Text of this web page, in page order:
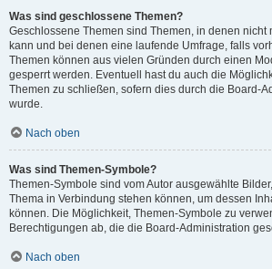
Was sind geschlossene Themen?
Geschlossene Themen sind Themen, in denen nicht
kann und bei denen eine laufende Umfrage, falls
Themen können aus vielen Gründen durch einen
gesperrt werden. Eventuell hast du auch die
Themen zu schließen, sofern dies durch die Board-
wurde.
Nach oben
Was sind Themen-Symbole?
Themen-Symbole sind vom Autor ausgewählte
Thema in Verbindung stehen können, um dessen
können. Die Möglichkeit, Themen-Symbole zu
Berechtigungen ab, die die Board-Administration
Nach oben